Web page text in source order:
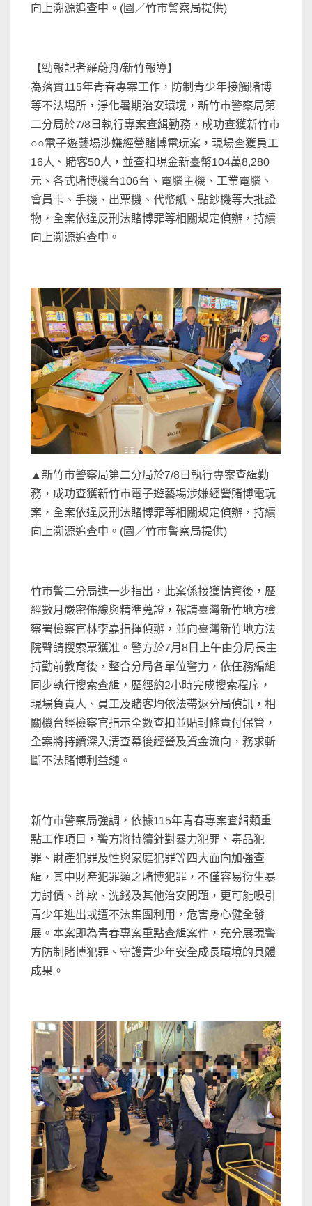
向上溯源追查中。(圖／竹市警察局提供)
【勁報記者羅蔚舟/新竹報導】
為落實115年青春專案工作，防制青少年接觸賭博
等不法場所，淨化暑期治安環境，新竹市警察局第
二分局於7/8日執行專案查緝勤務，成功查獲新竹市
○○電子遊藝場涉嫌經營賭博電玩案，現場查獲員工
16人、賭客50人，並查扣現金新臺幣104萬8,280
元、各式賭博機台106台、電腦主機、工業電腦、
會員卡、手機、出票機、代幣紙、點鈔機等大批證
物，全案依違反刑法賭博罪等相關規定偵辦，持續
向上溯源追查中。
▲新竹市警察局第二分局於7/8日執行專案查緝勤
務，成功查獲新竹市電子遊藝場涉嫌經營賭博電玩
案，全案依違反刑法賭博罪等相關規定偵辦，持續
向上溯源追查中。(圖／竹市警察局提供)
竹市警二分局進一步指出，此案係接獲情資後，歷
經數月嚴密佈線與精準蒐證，報請臺灣新竹地方檢
察署檢察官林李嘉指揮偵辦，並向臺灣新竹地方法
院聲請搜索票獲准。警方於7月8日上午由分局長主
持勤前教育後，整合分局各單位警力，依任務編組
同步執行搜索查緝，歷經約2小時完成搜索程序，
現場負責人、員工及賭客均依法帶返分局偵訊，相
關機台經檢察官指示全數查扣並貼封條責付保管，
全案將持續深入清查幕後經營及資金流向，務求斬
斷不法賭博利益鏈。
新竹市警察局強調，依據115年青春專案查緝類重
點工作項目，警方將持續針對暴力犯罪、毒品犯
罪、財產犯罪及性與家庭犯罪等四大面向加強查
緝，其中財產犯罪類之賭博犯罪，不僅容易衍生暴
力討債、詐欺、洗錢及其他治安問題，更可能吸引
青少年進出或遭不法集團利用，危害身心健全發
展。本案即為青春專案重點查緝案件，充分展現警
方防制賭博犯罪、守護青少年安全成長環境的具體
成果。